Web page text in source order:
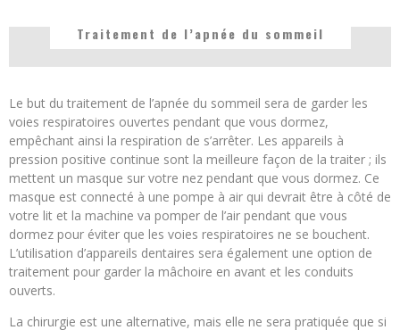
Traitement de l’apnée du sommeil
Le but du traitement de l’apnée du sommeil sera de garder les
voies respiratoires ouvertes pendant que vous dormez,
empêchant ainsi la respiration de s’arrêter. Les appareils à
pression positive continue sont la meilleure façon de la traiter ; ils
mettent un masque sur votre nez pendant que vous dormez. Ce
masque est connecté à une pompe à air qui devrait être à côté de
votre lit et la machine va pomper de l’air pendant que vous
dormez pour éviter que les voies respiratoires ne se bouchent.
L’utilisation d’appareils dentaires sera également une option de
traitement pour garder la mâchoire en avant et les conduits
ouverts.
La chirurgie est une alternative, mais elle ne sera pratiquée que si